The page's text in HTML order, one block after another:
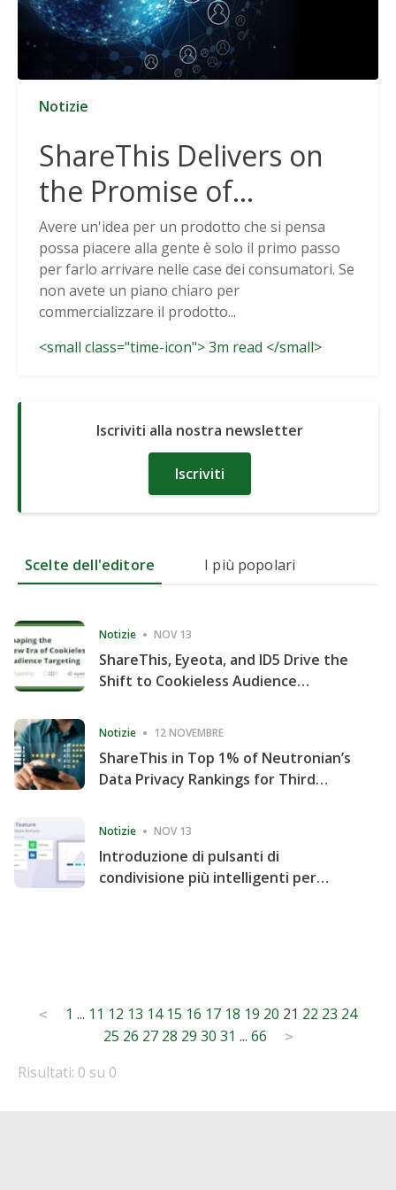
Notizie
ShareThis Delivers on
the Promise of
Cookieless Data
Solutions
Avere un'idea per un prodotto che si pensa
possa piacere alla gente è solo il primo passo
per farlo arrivare nelle case dei consumatori. Se
non avete un piano chiaro per
commercializzare il prodotto...
<small class="time-icon"> 3m read </small>
Iscriviti alla nostra newsletter
Iscriviti
Scelte dell'editore I più popolari
Notizie NOV 13
ShareThis, Eyeota, and ID5 Drive the
Shift to Cookieless Audience
Notizie 12 NOVEMBRE
ShareThis in Top 1% of Neutronian’s
Data Privacy Rankings for Third
Notizie NOV 13
Introduzione di pulsanti di
condivisione più intelligenti per
Posts
pagination
< 1 ... 11 12 13 14 15 16 17 18 19 20 21 22 23 24
25 26 27 28 29 30 31 ... 66 >
Risultati: 0 su 0